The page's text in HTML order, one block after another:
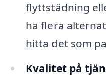
flyttstädning
ha flera
hitta det som
Kvalitet på